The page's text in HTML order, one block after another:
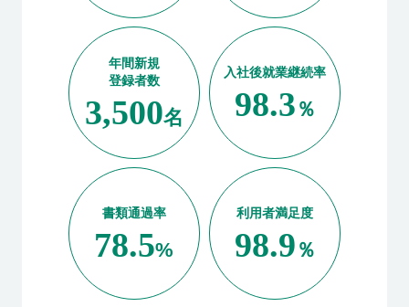
企業の担当者様
年間新規
登録者数
3,500名
入社後就業継続率
98.3 ％
書類通過率
78.5%
利用者満足度
98.9 ％